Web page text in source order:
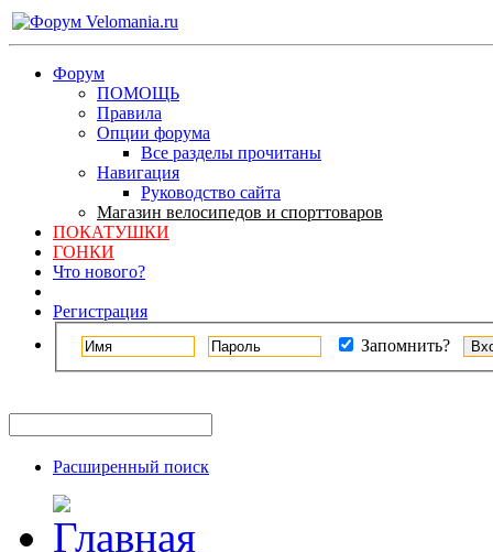
Форум
ПОМОЩЬ
Правила
Опции форума
Все разделы прочитаны
Навигация
Руководство сайта
Магазин велосипедов и спорттоваров
ПОКАТУШКИ
ГОНКИ
Что нового?
Регистрация
Запомнить?
Расширенный поиск